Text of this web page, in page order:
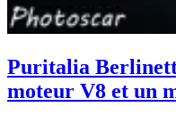
Puritalia
moteur V8 et un